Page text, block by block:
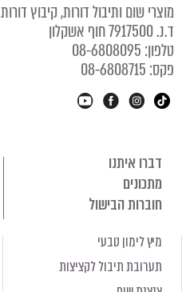
מוצרי שום ותיבול דורות, קיבוץ דורות
ד.נ. 7917500 חוף אשקלון
טלפון: 08-6808095
פקס: 08-6808715
דברו איתנו
מתכונים
חוברות הבישול
מיץ לימון טבעי
תערובת תיבול לקציצות